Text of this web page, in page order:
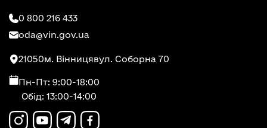
0 800 216 433
oda@vin.gov.ua
21050м. Вінницявул. Соборна 70
Пн-Пт: 9:00-18:00
Обід: 13:00-14:00